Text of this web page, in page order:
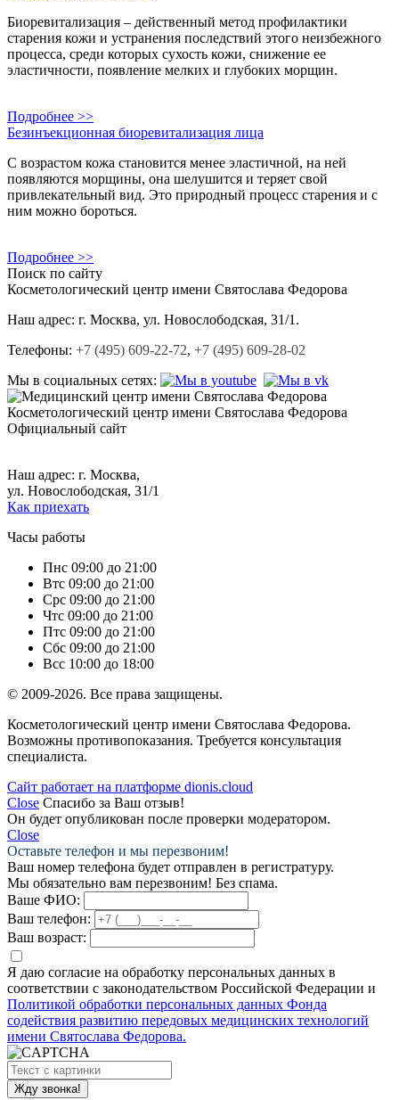
Биоревитализация – действенный метод профилактики
старения кожи и устранения последствий этого неизбежного
процесса, среди которых сухость кожи, снижение ее
эластичности, появление мелких и глубоких морщин.
Подробнее >>
Безинъекционная биоревитализация лица
С возрастом кожа становится менее эластичной, на ней
появляются морщины, она шелушится и теряет свой
привлекательный вид. Это природный процесс старения и с
ним можно бороться.
Подробнее >>
Поиск по сайту
Косметологический центр имени Святослава Федорова
Наш адрес: г. Москва, ул. Новослободская, 31/1.
Телефоны: +7 (495) 609-22-72, +7 (495) 609-28-02
Мы в социальных сетях:
Косметологический центр имени Святослава Федорова
Официальный сайт
Наш адрес: г. Москва,
ул. Новослободская, 31/1
Как приехать
Часы работы
Пнс 09:00 до 21:00
Втс 09:00 до 21:00
Срс 09:00 до 21:00
Чтс 09:00 до 21:00
Птс 09:00 до 21:00
Сбс 09:00 до 21:00
Всс 10:00 до 18:00
© 2009-2026. Все права защищены.
Косметологический центр имени Святослава Федорова.
Возможны противопоказания. Требуется консультация
специалиста.
Сайт работает на платформе dionis.cloud
Close Спасибо за Ваш отзыв!
Он будет опубликован после проверки модератором.
Close
Оставьте телефон и мы перезвоним!
Ваш номер телефона будет отправлен в регистратуру.
Мы обязательно вам перезвоним! Без спама.
Ваше ФИО:
Ваш телефон:
Ваш возраст:
Я даю согласие на обработку персональных данных в
соответствии с законодательством Российской Федерации и
Политикой обработки персональных данных Фонда
содействия развитию передовых медицинских технологий
имени Святослава Федорова.